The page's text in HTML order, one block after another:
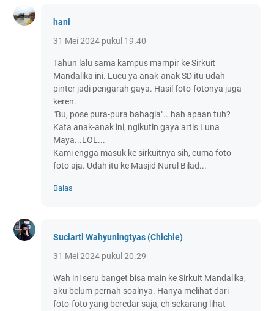
hani
31 Mei 2024 pukul 19.40
Tahun lalu sama kampus mampir ke Sirkuit
Mandalika ini. Lucu ya anak-anak SD itu udah
pinter jadi pengarah gaya. Hasil foto-fotonya juga
keren.
"Bu, pose pura-pura bahagia"...hah apaan tuh?
Kata anak-anak ini, ngikutin gaya artis Luna
Maya...LOL...
Kami engga masuk ke sirkuitnya sih, cuma foto-
foto aja. Udah itu ke Masjid Nurul Bilad...
Balas
Suciarti Wahyuningtyas (Chichie)
31 Mei 2024 pukul 20.29
Wah ini seru banget bisa main ke Sirkuit Mandalika,
aku belum pernah soalnya. Hanya melihat dari
foto-foto yang beredar saja, eh sekarang lihat